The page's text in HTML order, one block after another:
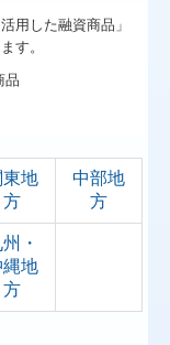
用した融資商品」
す。
品
東地
方
中部地
方
・
縄地
方